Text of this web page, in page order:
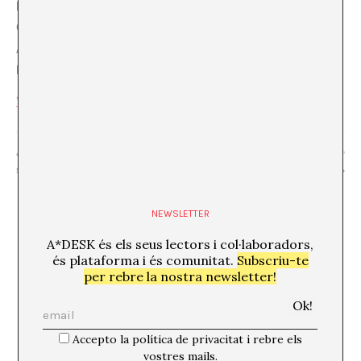
RECINTE
CaixaForum Barcelona
Av. Francesc Ferrer i Guàrdia, 6-8
Barcelona
Visualitza el lloc web de Recinte
sempre en contra” Omar El Akkad
“Casa Calores”
NEWSLETTER
A*DESK és els seus lectors i col·laboradors,
és plataforma i és comunitat. Subscriu-te
per rebre la nostra newsletter!
Accepto la política de privacitat i rebre els
vostres mails.